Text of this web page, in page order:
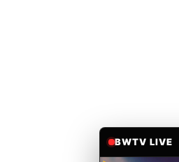
BWTV LIVE